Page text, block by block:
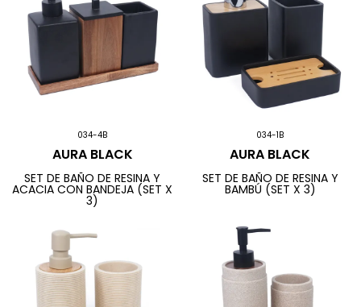
034-4B
AURA BLACK
SET DE BAÑO DE RESINA Y
ACACIA CON BANDEJA (SET X
3)
034-1B
AURA BLACK
SET DE BAÑO DE RESINA Y
BAMBÚ (SET X 3)